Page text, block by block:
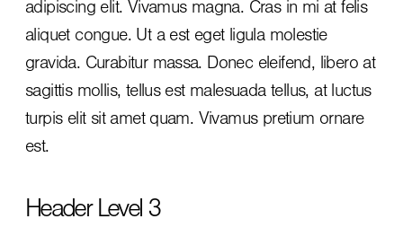
adipiscing elit. Vivamus magna. Cras in mi at felis
aliquet congue. Ut a est eget ligula molestie
gravida. Curabitur massa. Donec eleifend, libero at
sagittis mollis, tellus est malesuada tellus, at luctus
turpis elit sit amet quam. Vivamus pretium ornare
est.
Header Level 3